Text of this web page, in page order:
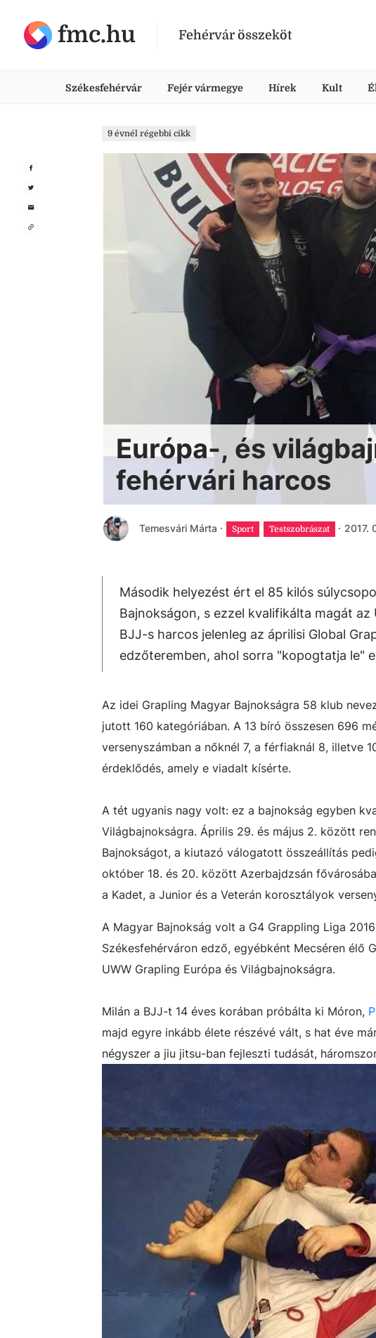
fmc.hu Fehérvár összeköt
Székesfehérvár Fejér vármegye Hírek Kult
9 évnél régebbi cikk
Európa-, és
fehérvári harcos
Temesvári Márta · Sport Testszobrászat · 2017.
Második helyezést ért el 85 kilós
Bajnokságon, s ezzel kvalifikálta magát az
BJJ-s harcos jelenleg az áprilisi Global
edzőteremben, ahol sorra "kopogtatja le"
Az idei Grapling Magyar Bajnokságra 58 klub
jutott 160 kategóriában. A 13 bíró összesen 696
versenyszámban a nőknél 7, a férfiaknál 8, illetve
érdeklődés, amely e viadalt kísérte.
A tét ugyanis nagy volt: ez a bajnokság egyben
Világbajnokságra. Április 29. és május 2. között
Bajnokságot, a kiutazó válogatott összeállítás
október 18. és 20. között Azerbajdzsán
a Kadet, a Junior és a Veterán korosztályok
A Magyar Bajnokság volt a G4 Grappling Liga
Székesfehérváron edző, egyébként Mecséren élő
UWW Grapling Európa és Világbajnokságra.
Milán a BJJ-t 14 éves korában próbálta ki Móron,
majd egyre inkább élete részévé vált, s hat éve
négyszer a jiu jitsu-ban fejleszti tudását,